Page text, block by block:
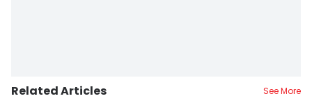
Related Articles See More